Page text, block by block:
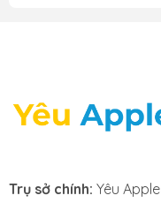
nhanh
nghiệp,
nhanh
Trụ sở chính: Yêu